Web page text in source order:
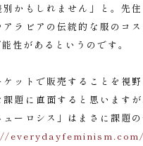
かもしれません」と。先住
ラビアの伝統的な服のコ
性があるというのです。
ットで販売することを視
題に直面すると思います
ーロシス」はまさに課題